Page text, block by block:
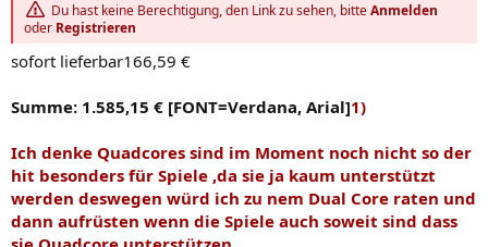
Du hast keine Berechtigung, den Link zu sehen, bitteAnmelden
oder Registrieren
sofort lieferbar166,59 €
Summe: 1.585,15 € [FONT=Verdana, Arial]1)
Ich denke Quadcores sind im Moment noch nicht so der
hit besonders für Spiele ,da sie ja kaum unterstützt
werden deswegen würd ich zu nem Dual Core raten und
dann aufrüsten wenn die Spiele auch soweit sind dass